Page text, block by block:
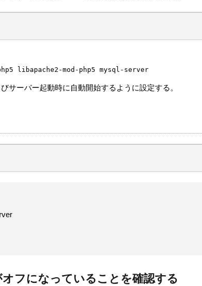
libapache2-mod-php5 mysql-server
サーバー起動時に自動開始するように設定する。
フになっていることを確認する